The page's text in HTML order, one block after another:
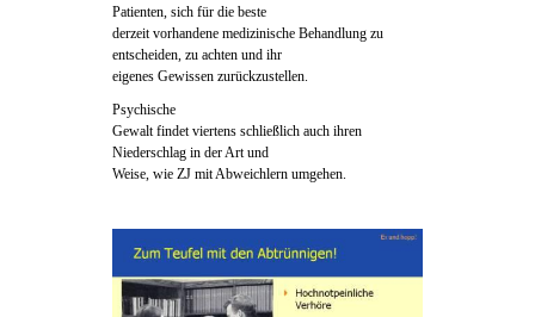
Patienten, sich für die beste
derzeit vorhandene medizinische Behandlung zu
entscheiden, zu achten und ihr
eigenes Gewissen zurückzustellen.
Psychische
Gewalt findet viertens schließlich auch ihren
Niederschlag in der Art und
Weise, wie ZJ mit Abweichlern umgehen.